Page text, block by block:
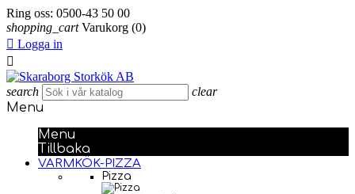
Ring oss: 0500-43 50 00
shopping_cart Varukorg (0)
 Logga in

search clear
Menu
Menu
Tillbaka
VARMKÖK-PIZZA
Pizza